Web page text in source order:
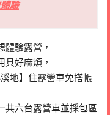
驗
體驗露營，
具好麻煩，
地】住露營車免搭帳
共六台露營車並採包區